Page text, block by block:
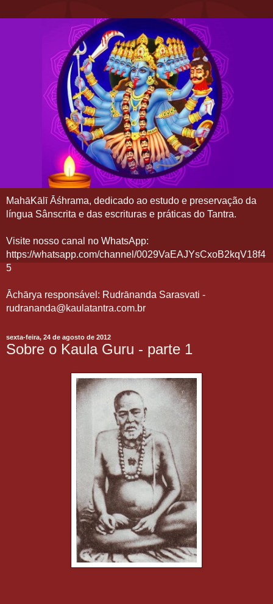
MahāKālī Āśhrama, dedicado ao estudo e preservação da
língua Sânscrita e das escrituras e práticas do Tantra.
Visite nosso canal no WhatsApp:
https://whatsapp.com/channel/0029VaEAJYsCxoB2kqV18f4
5
Āchārya responsável: Rudrānanda Sarasvati -
rudrananda@kaulatantra.com.br
sexta-feira, 24 de agosto de 2012
Sobre o Kaula Guru - parte 1